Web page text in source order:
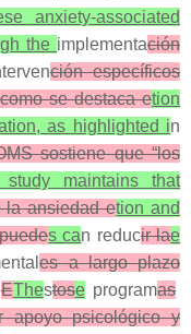
anxiety-associated
the implementación
ción específicos
se destaca etion
as highlighted in
sostiene que “los
maintains that
la ansiedad etion and
s can reducir lae
es a largo plazo
EThestoseprogramas
apoyo psicológico y